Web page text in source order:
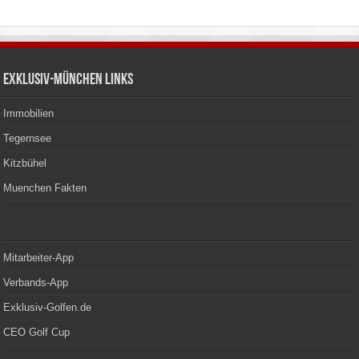
Exklusiv-München Links
Immobilien
Tegernsee
Kitzbühel
Muenchen Fakten
Mitarbeiter-App
Verbands-App
Exklusiv-Golfen.de
CEO Golf Cup